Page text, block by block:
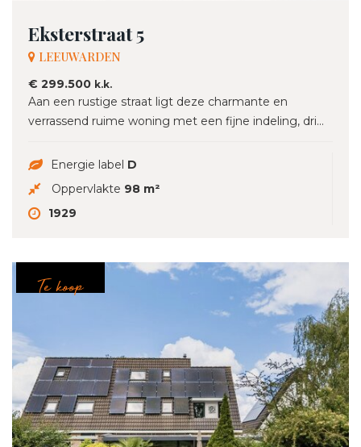
Eksterstraat 5
LEEUWARDEN
€ 299.500 k.k.
Aan een rustige straat ligt deze charmante en
verrassend ruime woning met een fijne indeling, dri...
Energie label D
Oppervlakte 98 m²
1929
Te koop